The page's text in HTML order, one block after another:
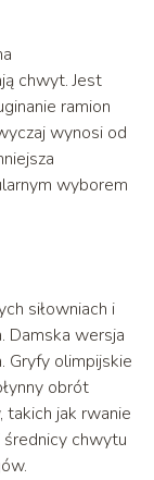
chwyt. Jest
ramion
wynosi od
wyborem
siłowniach i
Damska wersja
Gryfy olimpijskie
obrót
takich jak rwanie
średnicy chwytu